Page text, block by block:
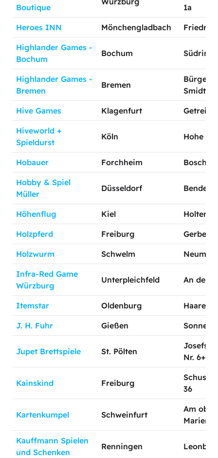
Boutique
1a
Heroes INN Mönchengladbach
Highlander Games -
Bochum
Bochum Südring
Highlander Games -
Bremen
Bremen
Smidt-
Hive Games Klagenfurt
Hiveworld +
Spieldurst
Köln Hohe
Hobauer Forchheim
Hobby & Spiel
Müller
Düsseldorf
Höhenflug Kiel
Holzpferd Freiburg
Holzwurm Schwelm
Infra-Red Game
Würzburg
Unterpleichfeld An der
Itemstar Oldenburg
J. H. Fuhr Gießen
Jupet Brettspiele St. Pölten
Nr. 6+7
Kainskind Freiburg
36
Kartenkumpel Schweinfurt
Am
Kauffmann Spielen
und Schenken
Renningen